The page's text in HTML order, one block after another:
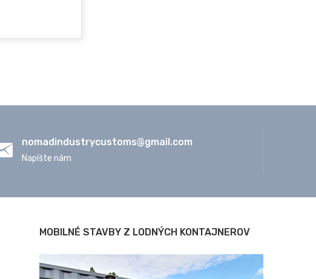
nomadindustrycustoms@gmail.com
Napíšte nám
MOBILNÉ STAVBY Z LODNÝCH KONTAJNEROV